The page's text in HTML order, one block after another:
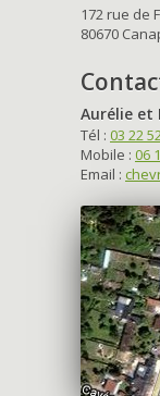
172 rue de
80670
Aurélie et
Tél : 03 22
Mobile : 06
Email :